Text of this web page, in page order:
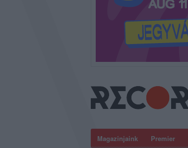
Magazinjaink Premier